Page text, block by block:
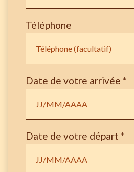
Téléphone
Date de votre arrivée *
Date de votre départ *